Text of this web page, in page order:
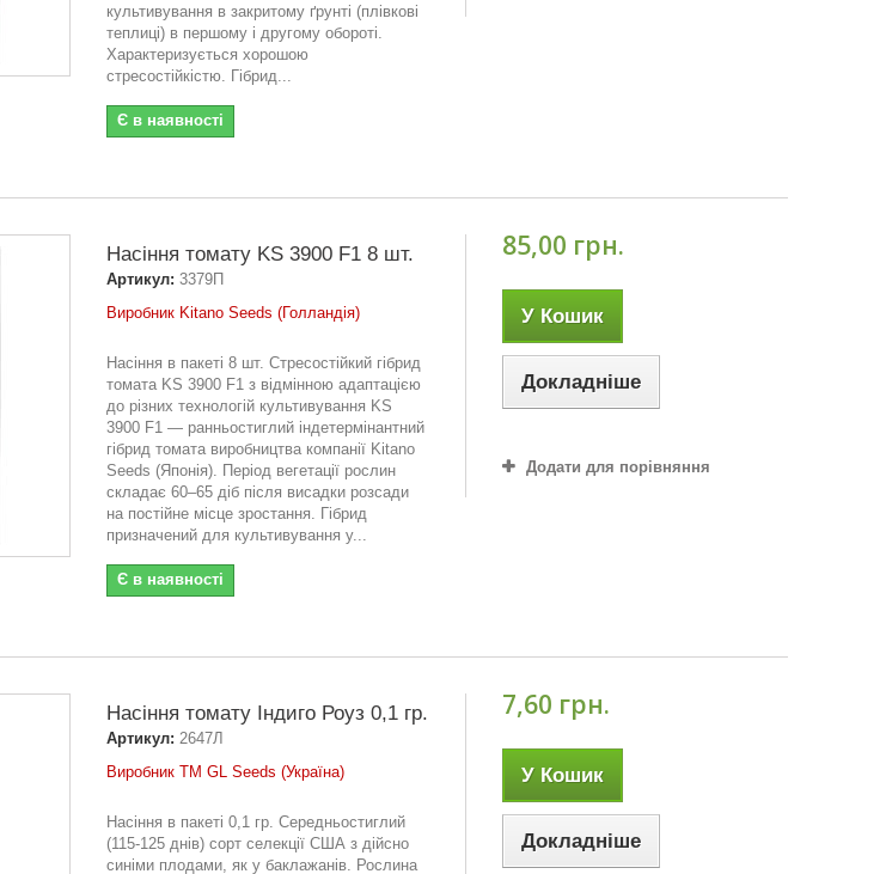
культивування в закритому ґрунті (плівкові
теплиці) в першому і другому обороті.
Характеризується хорошою
стресостійкістю. Гібрид...
Є в наявності
Насіння томату KS 3900 F1 8 шт.
Артикул: 3379П
Виробник Kitano Seeds (Голландія)
Насіння в пакеті 8 шт. Стресостійкий гібрид
томата KS 3900 F1 з відмінною адаптацією
до різних технологій культивування KS
3900 F1 — ранньостиглий індетермінантний
гібрид томата виробництва компанії Kitano
Seeds (Японія). Період вегетації рослин
складає 60–65 діб після висадки розсади
на постійне місце зростання. Гібрид
призначений для культивування у...
Є в наявності
85,00 грн.
У Кошик
Докладніше
Додати для порівняння
Насіння томату Індиго Роуз 0,1 гр.
Артикул: 2647Л
Виробник ТМ GL Seeds (Україна)
Насіння в пакеті 0,1 гр. Середньостиглий
(115-125 днів) сорт селекції США з дійсно
синіми плодами, як у баклажанів. Рослина
7,60 грн.
У Кошик
Докладніше